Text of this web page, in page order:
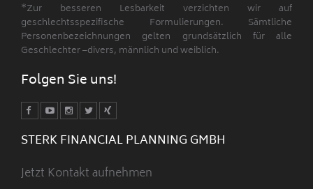
*Zur besseren Lesbarkeit verzichten wir auf
geschlechtsspezifische Formulierungen. Sämtliche
Personenbezeichnungen gelten grundsätzlich für alle
Geschlechter –divers, männlich und weiblich.
Folgen Sie uns!
STERK FINANCIAL PLANNING GMBH
Jetzt Kontakt aufnehmen